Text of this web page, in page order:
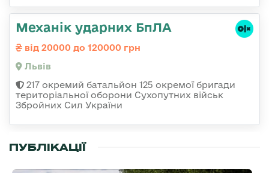
Механік ударних БпЛА
від 20000 до 120000 грн
Львів
217 окремий батальйон 125 окремої бригади
територіальної оборони Сухопутних військ
Збройних Сил України
ПУБЛІКАЦІЇ